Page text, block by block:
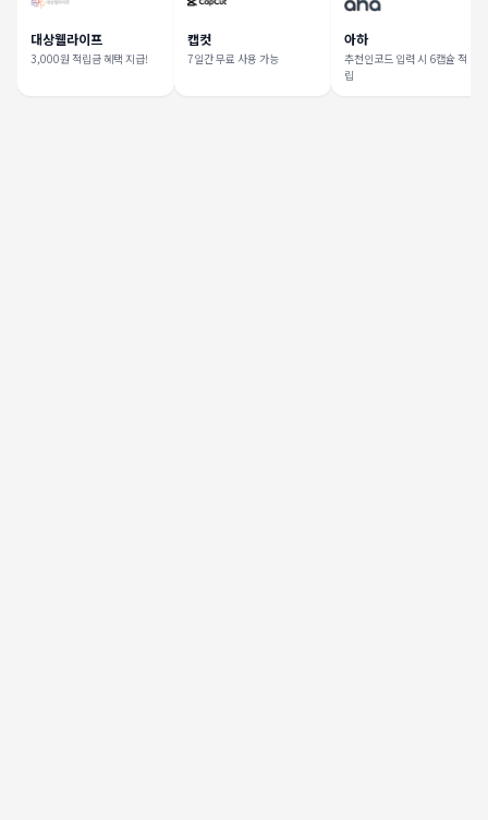
대상웰라이프
3,000원 적립금 혜택 지급!
캡컷
7일간 무료 사용 가능
아하
추천인코드 입력 시 6캡슐 적
립